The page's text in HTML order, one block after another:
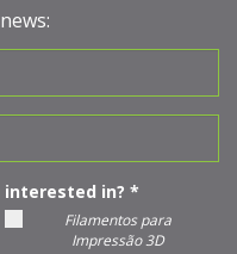
in? *
Filamentos para
Impressão 3D